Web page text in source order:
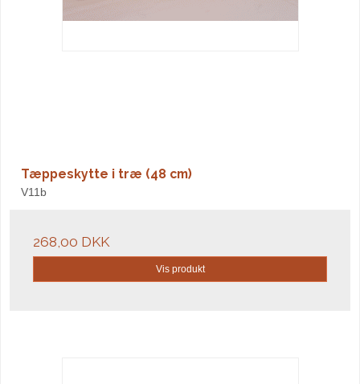
Tæppeskytte i træ (48 cm)
V11b
268,00 DKK
Vis produkt